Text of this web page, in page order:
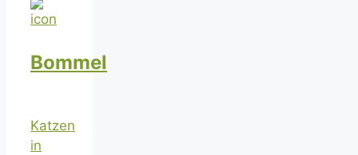
Bommel
Katzen
in